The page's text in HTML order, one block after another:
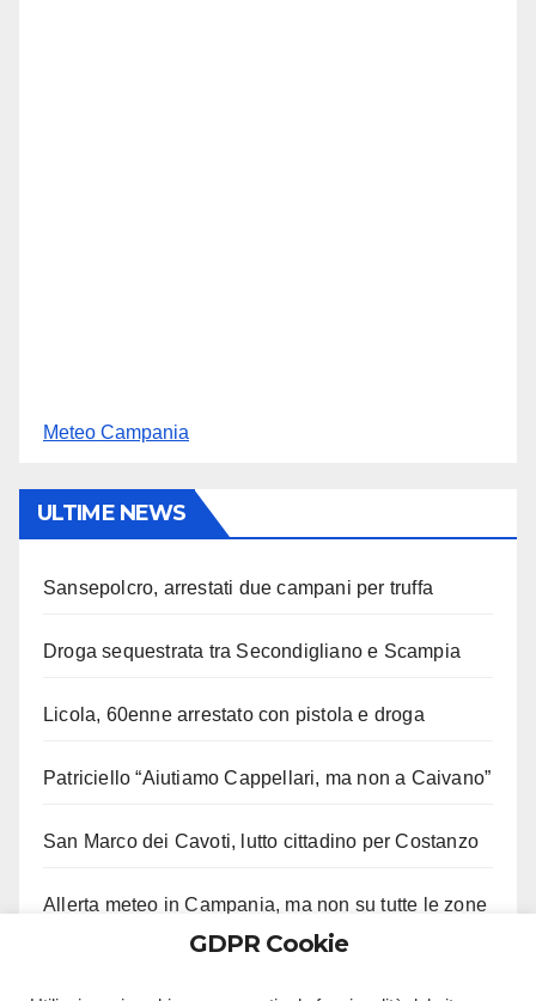
Meteo Campania
ULTIME NEWS
Sansepolcro, arrestati due campani per truffa
Droga sequestrata tra Secondigliano e Scampia
Licola, 60enne arrestato con pistola e droga
Patriciello “Aiutiamo Cappellari, ma non a Caivano”
San Marco dei Cavoti, lutto cittadino per Costanzo
Allerta meteo in Campania, ma non su tutte le zone
GDPR Cookie